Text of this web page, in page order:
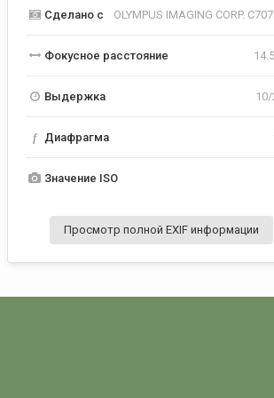
Сделано с OLYMPUS IMAGING CORP.
Фокусное расстояние
Выдержка
f Диафрагма
Значение ISO
Просмотр полной EXIF информации